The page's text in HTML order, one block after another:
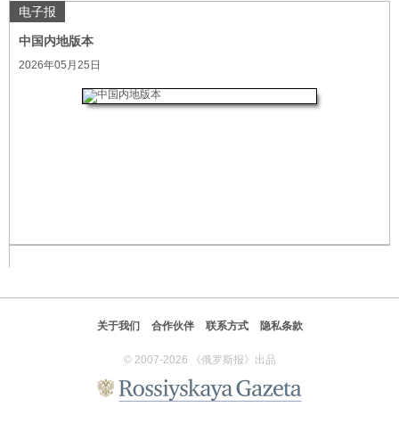
电子报
中国内地版本
2026年05月25日
关于我们 合作伙伴 联系方式 隐私条款
© 2007-2026 《俄罗斯报》出品